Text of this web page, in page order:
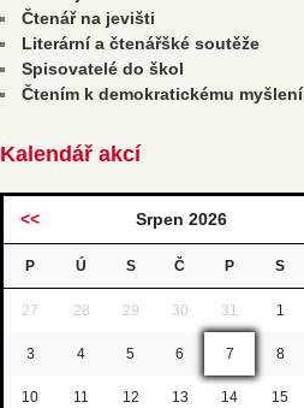
Čtenář na jevišti
Literární a čtenářšké soutěže
Spisovatelé do škol
Čtením k demokratickému myšlení
Kalendář akcí
<< Srpen 2026
P Ú S Č P S
27 28 29 30 31 1
3 4 5 6 7 8
10 11 12 13 14 15